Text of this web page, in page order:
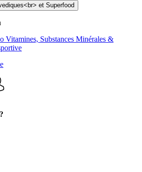
Vitamines, Substances Minérales &